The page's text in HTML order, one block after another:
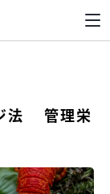
法 管理栄